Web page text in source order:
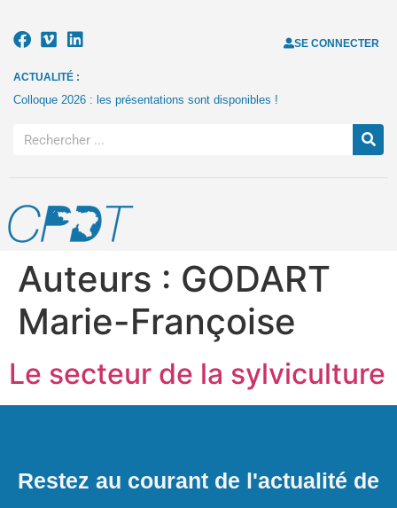
SE CONNECTER
ACTUALITÉ :
Colloque 2026 : les présentations sont disponibles !
Auteurs : GODART
Marie-Françoise
Le secteur de la sylviculture
Restez au courant de l'actualité de